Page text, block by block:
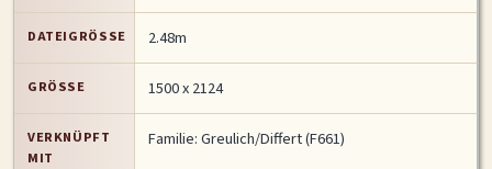
DATEIGRÖSSE 2.48m
GRÖSSE 1500 x 2124
VERKNÜPFT
MIT
Familie: Greulich/Differt (F661)